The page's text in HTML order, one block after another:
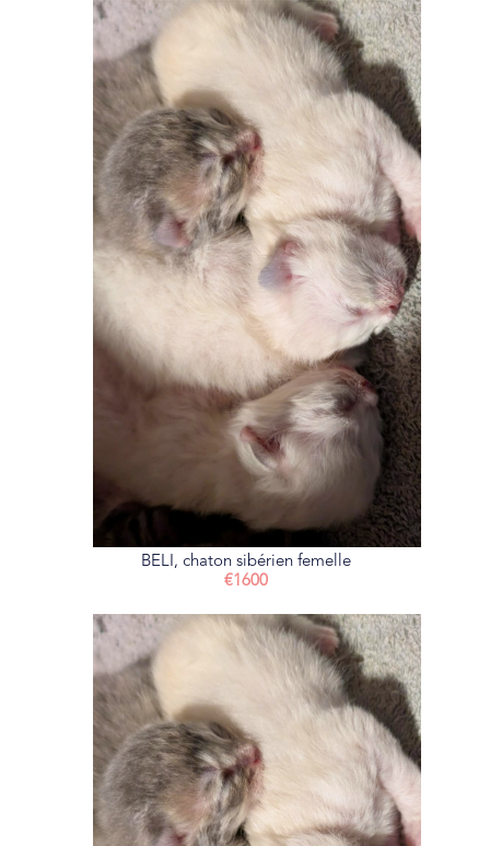
BELI, chaton sibérien femelle
€1600